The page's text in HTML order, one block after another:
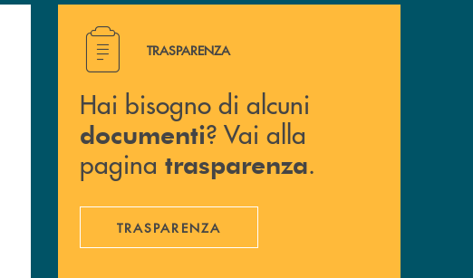
Hai bisogno di alcuni documenti ? Vai alla pagina
TRASPARENZA
Hai bisogno di alcuni
documenti? Vai alla
pagina trasparenza.
TRASPARENZA